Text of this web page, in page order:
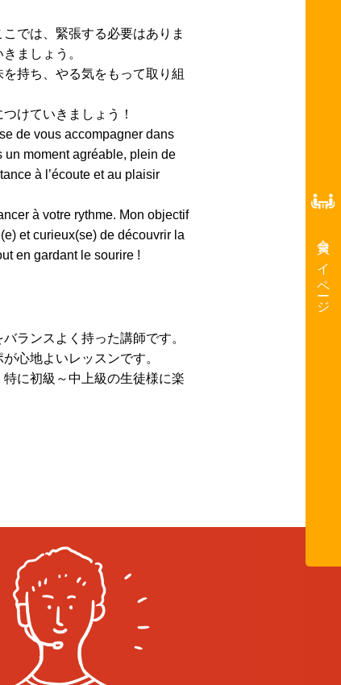
会員マイページ
では、緊張する必要はありま
ましょう。
持ち、やる気をもって取り組
けていきましょう！
de vous accompagner dans
un moment agréable, plein de
à l’écoute et au plaisir
à votre rythme. Mon objectif
et curieux(se) de découvrir la
en gardant le sourire !
ランスよく持った講師です。
心地よいレッスンです。
に初級～中上級の生徒様に楽